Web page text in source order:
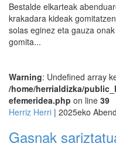
Bestalde elkarteak
krakadara kideak
solas eginez eta gauza
gomita...
Warning: Undefined array
/home/herrialdizka/
efemeridea.php on line 39
Herriz Herri | 2025eko
Gasnak